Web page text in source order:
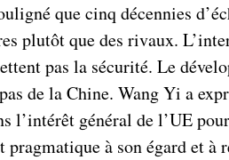
que cinq décennies
plutôt que des rivaux.
pas la sécurité. Le
de la Chine. Wang Yi a
l’intérêt général de l’UE
à son égard et à